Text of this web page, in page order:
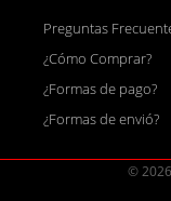
Preguntas
¿Cómo Comprar?
¿Formas de pago?
¿Formas de envió?
©